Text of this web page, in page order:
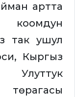
артта
коомдун
так ушул
Кыргыз
төрагасы